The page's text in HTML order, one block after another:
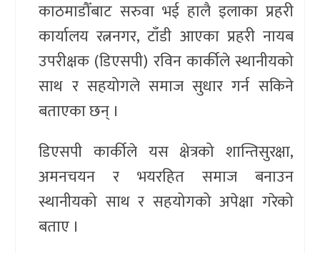
काठमाडौँबाट सरुवा भई हालै इलाका प्रहरी
कार्यालय रत्ननगर, टाँडी आएका प्रहरी नायब
उपरीक्षक (डिएसपी) रविन कार्कीले स्थानीयको
साथ र सहयोगले समाज सुधार गर्न सकिने
बताएका छन् ।
डिएसपी कार्कीले यस क्षेत्रको शान्तिसुरक्षा,
अमनचयन र भयरहित समाज बनाउन
स्थानीयको साथ र सहयोगको अपेक्षा गरेको
बताए ।